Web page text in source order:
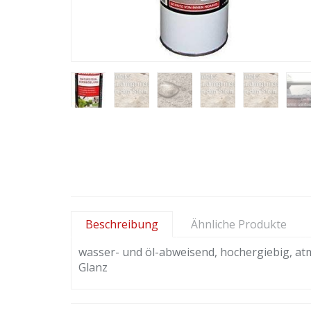
Beschreibung Ähnliche Produkte
wasser- und öl-abweisend, hochergiebig,
Glanz